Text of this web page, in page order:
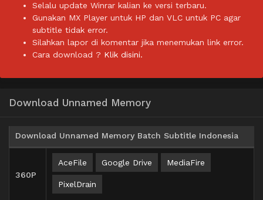
Selalu update Winrar kalian ke versi terbaru.
Gunakan MX Player untuk HP dan VLC untuk PC agar
subtitle tidak error.
Silahkan lapor di komentar jika menemukan link error.
Cara download ? Klik disini.
Download Unnamed Memory
Download Unnamed Memory Batch Subtitle Indonesia
360P
AceFile Google Drive MediaFire
PixelDrain